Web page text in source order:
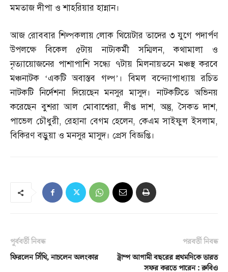
মমতাজ দীপা ও শাহরিয়ার হান্নান।
আজ রোববার শিল্পকলায় লোক থিয়েটার তাদের ৩ যুগে পদার্পণ
উপলক্ষে বিকেল ৫টায় নাট্যকর্মী সম্মিলন,কথামালা ও
নৃত্যায়োজনের পাশাপাশি সন্ধ্যে ৭টায় মিলনায়তনে মঞ্চস্থ করবে
মঞ্চনাটক ‘একটি অবাস্তব গল্প’। বিমল বন্দ্যোপাধ্যায় রচিত
নাটকটি নির্দেশনা দিয়েছেন মনসুর মাসুদ। নাটকটিতে অভিনয়
করেছেন বুশরা আল মোবাশ্বেরা,দীপ্ত দাশ,অন্তু,সৈকত দাশ,
পাভেল চৌধুরী,রেহানা বেগম হেলেন, কেএম সাইফুল ইসলাম,
বিকিরণ বড়ুয়া ও মনসুর মাসুদ। প্রেস বিজ্ঞপ্তি।
পূর্ববর্তী নিবন্ধ
ফিরলেন সিঁথি, নাচলেন অলংকার
পরবর্তী নিবন্ধ
ট্রাম্প আগামী বছরের প্রথমদিকে ভারত
সফর করতে পারেন : রুবিও